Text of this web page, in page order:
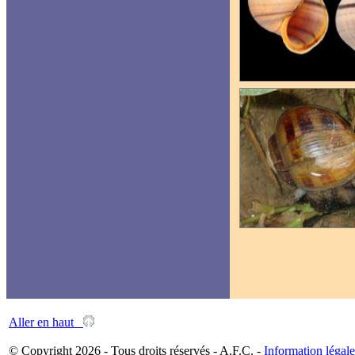
Aller en haut
© Copyright 2026 - Tous droits réservés - A.F.C. - Information légale